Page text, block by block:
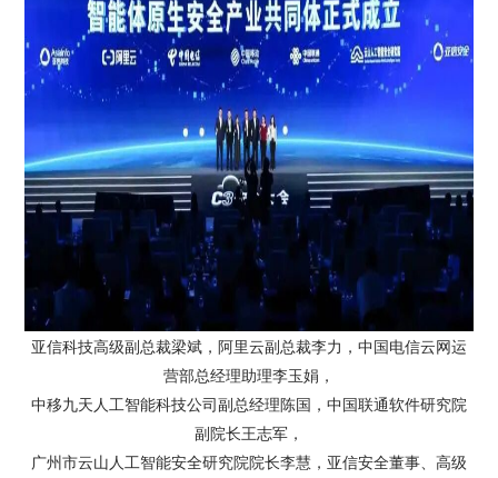
亚信科技高级副总裁梁斌，阿里云副总裁李力，中国电信云网运
营部总经理助理李玉娟，
中移九天人工智能科技公司副总经理陈国，中国联通软件研究院
副院长王志军，
广州市云山人工智能安全研究院院长李慧，亚信安全董事、高级